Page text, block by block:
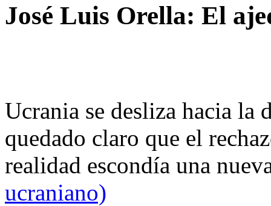
José Luis Orella: El
Ucrania se desliza hacia
quedado claro que el
realidad escondía una
ucraniano)